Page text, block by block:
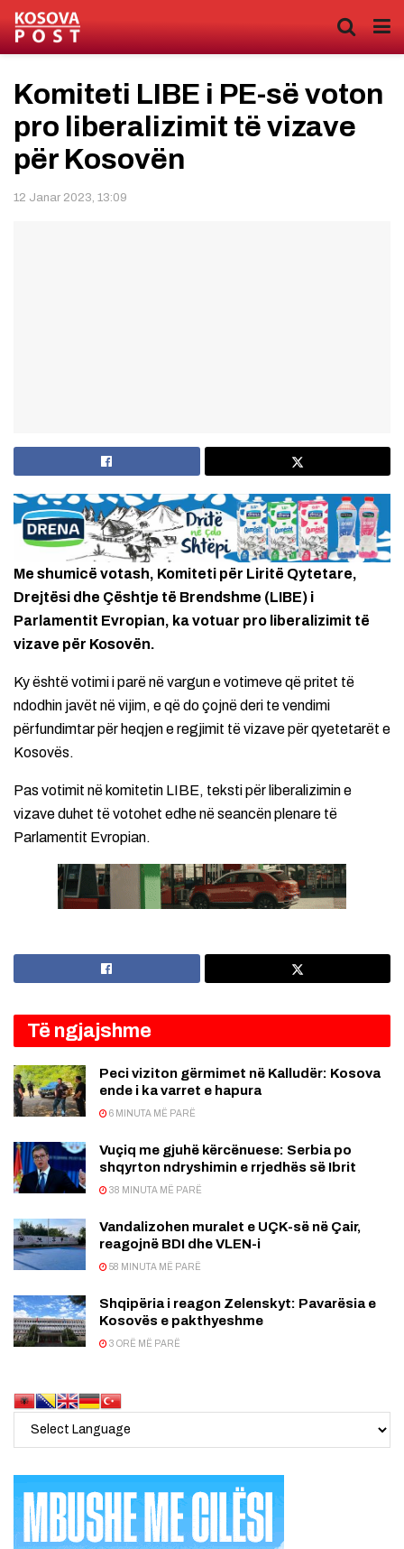
Komiteti LIBE i PE-së voton
pro liberalizimit të vizave
për Kosovën
12 Janar 2023, 13:09
Me shumicë votash, Komiteti për Liritë Qytetare,
Drejtësi dhe Çështje të Brendshme (LIBE) i
Parlamentit Evropian, ka votuar pro liberalizimit të
vizave për Kosovën.
Ky është votimi i parë në vargun e votimeve që pritet të
ndodhin javët në vijim, e që do çojnë deri te vendimi
përfundimtar për heqjen e regjimit të vizave për qyetetarët e
Kosovës.
Pas votimit në komitetin LIBE, teksti për liberalizimin e
vizave duhet të votohet edhe në seancën plenare të
Parlamentit Evropian.
Të ngjajshme
Peci viziton gërmimet në Kalludër: Kosova
ende i ka varret e hapura
6 MINUTA MË PARË
Vuçiq me gjuhë kërcënuese: Serbia po
shqyrton ndryshimin e rrjedhës së Ibrit
38 MINUTA MË PARË
Vandalizohen muralet e UÇK-së në Çair,
reagojnë BDI dhe VLEN-i
58 MINUTA MË PARË
Shqipëria i reagon Zelenskyt: Pavarësia e
Kosovës e pakthyeshme
3 ORË MË PARË